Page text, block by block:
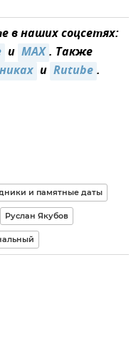
в наших соцсетях:
и MAX. Также
и Rutube.
и памятные даты
Руслан Якубов